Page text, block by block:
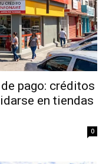
pago: créditos
en tiendas
0